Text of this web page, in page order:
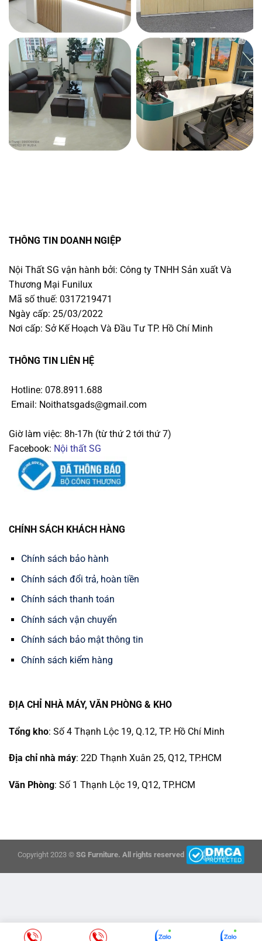
THÔNG TIN DOANH NGIỆP
Nội Thất SG vận hành bởi: Công ty TNHH Sản xuất Và
Thương Mại Funilux
Mã số thuế: 0317219471
Ngày cấp: 25/03/2022
Nơi cấp: Sở Kế Hoạch Và Đầu Tư TP. Hồ Chí Minh
THÔNG TIN LIÊN HỆ
Hotline: 078.8911.688
Email: Noithatsgads@gmail.com
Giờ làm việc: 8h-17h (từ thứ 2 tới thứ 7)
Facebook: Nội thất SG
CHÍNH SÁCH KHÁCH HÀNG
Chính sách bảo hành
Chính sách đổi trả, hoàn tiền
Chính sách thanh toán
Chính sách vận chuyển
Chính sách bảo mật thông tin
Chính sách kiểm hàng
ĐỊA CHỈ NHÀ MÁY, VĂN PHÒNG & KHO
Tổng kho: Số 4 Thạnh Lộc 19, Q.12, TP. Hồ Chí Minh
Địa chỉ nhà máy: 22D Thạnh Xuân 25, Q12, TP.HCM
Văn Phòng: Số 1 Thạnh Lộc 19, Q12, TP.HCM
Copyright 2023 © SG Furniture. All rights reserved